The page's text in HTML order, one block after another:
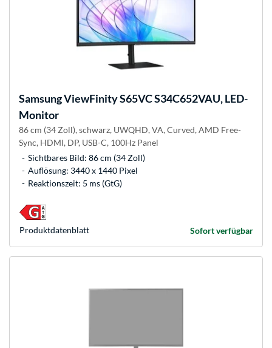
SamsungViewFinity S65VC S34C652VAU, LED-
Monitor
86 cm (34 Zoll), schwarz, UWQHD, VA, Curved, AMD Free-
Sync, HDMI, DP, USB-C, 100Hz Panel
Sichtbares Bild: 86 cm (34 Zoll)
Auflösung: 3440 x 1440 Pixel
Reaktionszeit: 5 ms (GtG)
Sofort verfügbar
Produkt­datenblatt